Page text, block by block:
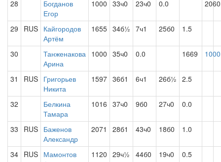
28
Богданов
Егор
1000 33ч0 23ч0 0.0 2060
29 RUS Кайгородов
Артём
1655 34б½ 7ч1 25б0 1.5
30
Танженакова
Арина
1000 35ч0 0.0 1669 1000
31 RUS Григорьев
Никита
1597 36б1 6ч1 26б½ 2.5
32
Белкина
Тамара
1016 37ч0 9б0 27ч0 0.0
33 RUS Баженов
Александр
2071 28б1 43ч0 18б0 1.0
34 RUS Мамонтов
1120 29ч½ 44б0 19ч0 0.5